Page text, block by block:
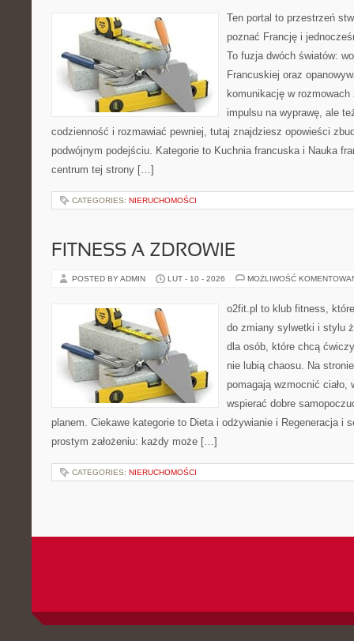
Ten portal to przestrzeń
poznać Francję i
To fuzja dwóch światów:
Francuskiej oraz
komunikację w
impulsu na wyprawę, ale
codzienność i rozmawiać pewniej, tutaj znajdziesz opowieści
podwójnym podejściu. Kategorie to Kuchnia francuska i Nauka
centrum tej strony […]
CATEGORIES: NIERUCHOMOŚCI
FITNESS A ZDROWIE
POSTED BY ADMIN LUT - 10 - 2026 MOŻLIWOŚĆ
o2fit.pl to klub fitness,
do zmiany sylwetki i stylu
dla osób, które chcą
nie lubią chaosu. Na
pomagają wzmocnić
wspierać dobre
planem. Ciekawe kategorie to Dieta i odżywianie i Regeneracja i
prostym założeniu: każdy może […]
CATEGORIES: NIERUCHOMOŚCI